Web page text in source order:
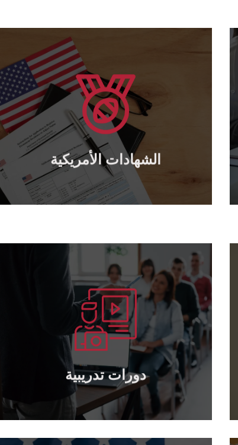
الشهادات الأمريكية
الشهادات الأمريكية
منح شهادات أمريكية دولية وكود دولي
للدورات المختلفة....
يتعلم أكثر
دورات تدريبية
دورات تدريبية
عقد الدورات التدريبية : القيادة – الإدارة –
يتعلم أكثر